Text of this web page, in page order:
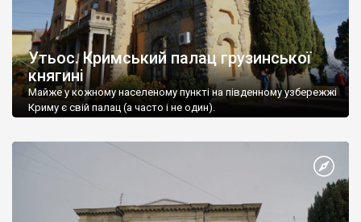
Утьос. Кримський палац грузинської
княгині
Майже у кожному населеному пункті на південному узбережжі
Криму є свій палац (а часто і не один).